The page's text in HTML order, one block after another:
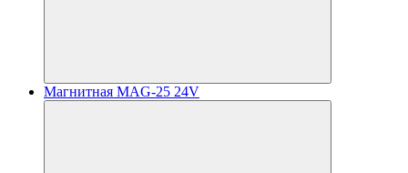
Магнитная MAG-25 24V